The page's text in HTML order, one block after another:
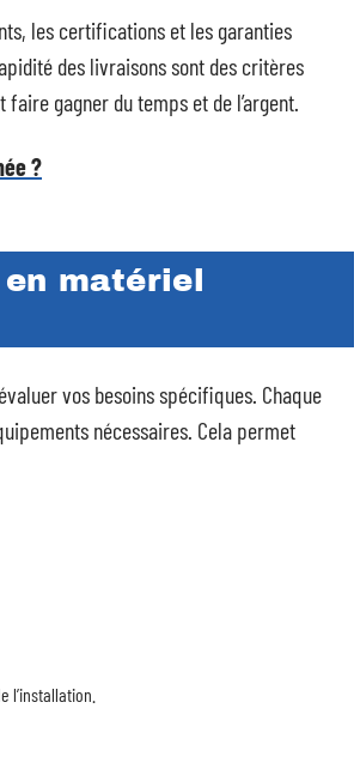
les certifications et les garanties
des livraisons sont des critères
gagner du temps et de l’argent.
?
matériel
vos besoins spécifiques. Chaque
nécessaires. Cela permet
l’installation.